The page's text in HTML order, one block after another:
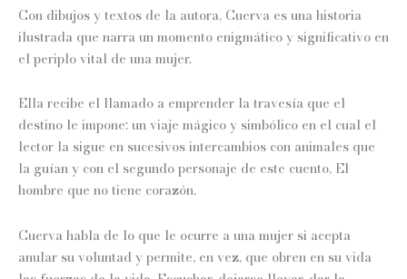
Con dibujos y textos de la autora, Cuerva es una historia
ilustrada que narra un momento enigmático y significativo en
el periplo vital de una mujer.
Ella recibe el llamado a emprender la travesía que el
destino le impone: un viaje mágico y simbólico en el cual el
lector la sigue en sucesivos intercambios con animales que
la guían y con el segundo personaje de este cuento, El
hombre que no tiene corazón.
Cuerva habla de lo que le ocurre a una mujer si acepta
anular su voluntad y permite, en vez, que obren en su vida